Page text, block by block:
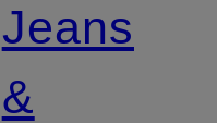
Jeans
&